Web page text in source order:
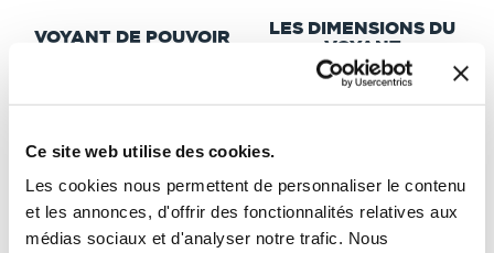
Ce site web utilise des cookies.
Les cookies nous permettent de personnaliser le contenu
et les annonces, d'offrir des fonctionnalités relatives aux
médias sociaux et d'analyser notre trafic. Nous
VOYANT DE POUVOIR
29€90
LES DIMENSIONS DU
VOYANT